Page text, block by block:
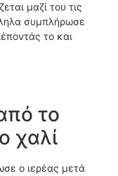
μαζί του τις
συμπλήρωσε
το και
το
χαλί
ο ιερέας μετά